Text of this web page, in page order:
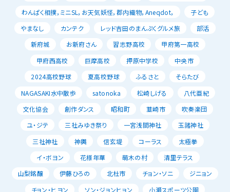
わんぱく相撲，ミニSL，お天気妖怪，郡内織物，Aneqdot，
子ども
やまなし
カンテク レッド吉田のまんぷくグルメ旅
部活
新府城
お新府さん 習志野高校
甲府第一高校
甲府西高校
巨摩高校 押原中学校
中央市
2024高校野球
夏高校野球 ふるさと
そらたび
NAGASAKI水中散歩
satonoka 松崎しげる
八代亜紀
文化協会
創作ダンス 昭和町 韮崎市
吹奏楽団
ユ・ジテ
三社みゆき祭り 一宮浅間神社
玉諸神社
三社神社
神輿 信玄堤 コーラス
太極拳
イ・ボヨン
花様年華 萌木の村
清里テラス
山梨銘醸
伊藤ひろの 北杜市 チョン・ソニ
ジニョン
チョン・ヒヨン
ソン・ジョンヒョン 小瀬スポーツ公園